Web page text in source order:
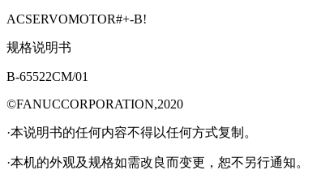
ACSERVOMOTOR#+-B!
规格说明书
B-65522CM/01
©FANUCCORPORATION,2020
·本说明书的任何内容不得以任何方式复制。
·本机的外观及规格如需改良而变更，恕不另行通知。